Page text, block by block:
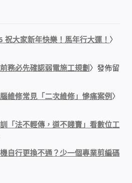
道管制系統
動控制
祝大家新年快樂！馬年行大運！ 〉
務必先確認弱電施工規劃 〉發佈留
維修常見「二次維修」慘痛案例 〉
「法不輕傳，道不賤賣」看數位工
自行更換不通？少一個專業剪編碼